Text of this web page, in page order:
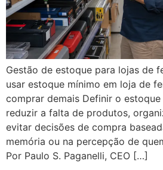
Gestão de estoque para lojas de
usar estoque mínimo em loja de
comprar demais Definir o
reduzir a falta de produtos,
evitar decisões de compra
memória ou na percepção de
Por Paulo S. Paganelli, CEO […]